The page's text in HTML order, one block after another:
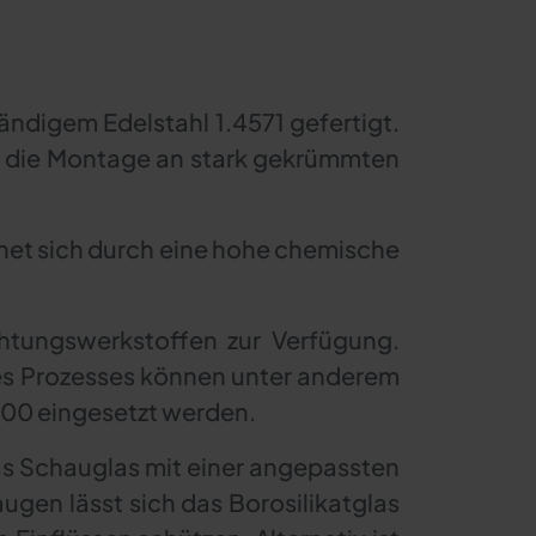
Edelstahl 1.4571 gefertigt.
Montage an stark gekrümmten
sich durch eine hohe chemische
zur Verfügung.
Prozesses können unter anderem
eingesetzt werden.
Schauglas mit einer angepassten
lässt sich das Borosilikatglas